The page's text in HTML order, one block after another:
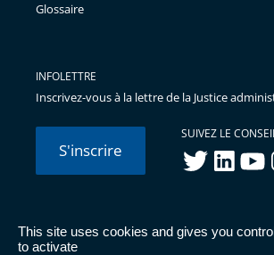
This site uses cookies and gives you
to activate
Glossaire
INFOLETTRE
Inscrivez-vous à la lettre de la Justice
S'inscrire
SUIVEZ LE
twitterlinkedIn
© Conseil d'État 2026 - Mentions légales